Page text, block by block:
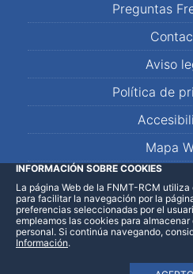
Preguntas
Aviso
Política de
Mapa
LinkedInFacebookWhatsApp
INFORMACIÓN SOBRE COOKIES
La página Web de la FNMT-RCM
para facilitar la navegación por la
preferencias seleccionadas por el
empleamos las cookies para
personal. Si continúa navegando,
Información.